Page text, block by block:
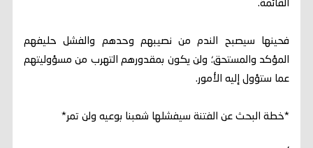
القائمة.
فحينها سيصبح الندم من نصيبهم وحدهم والفشل حليفهم
المؤكد والمستحق؛ ولن يكون بمقدورهم التهرب من مسؤوليتهم
عما ستؤول إليه الأمور.
*خطة البحث عن الفتنة سيفشلها شعبنا بوعيه ولن تمر*